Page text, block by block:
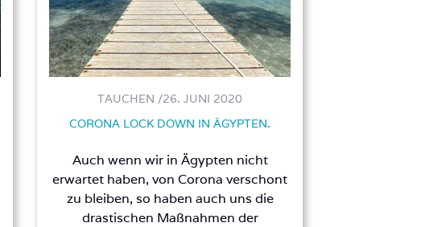
TAUCHEN /26. JUNI 2020
CORONA LOCK DOWN IN ÄGYPTEN.
Auch wenn wir in Ägypten nicht
erwartet haben, von Corona verschont
zu bleiben, so haben auch uns die
drastischen Maßnahmen der